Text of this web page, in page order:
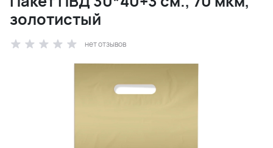
золотистый
нет отзывов